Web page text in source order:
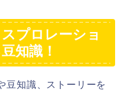
プロレーショ
知識！
豆知識、ストーリーを